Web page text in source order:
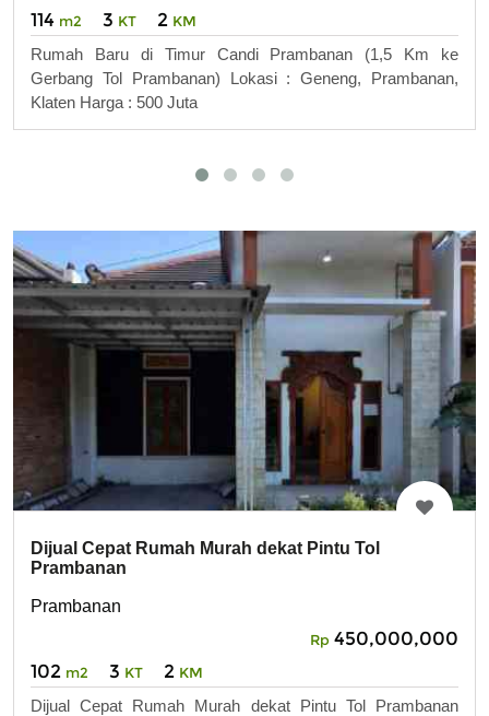
114 m2 3 KT 2 KM
Rumah Baru di Timur Candi Prambanan (1,5 Km ke
Gerbang Tol Prambanan) Lokasi : Geneng, Prambanan,
Klaten Harga : 500 Juta
Dijual Cepat Rumah Murah dekat Pintu Tol
Prambanan
Prambanan
Rp 450,000,000
102 m2 3 KT 2 KM
Dijual Cepat Rumah Murah dekat Pintu Tol Prambanan